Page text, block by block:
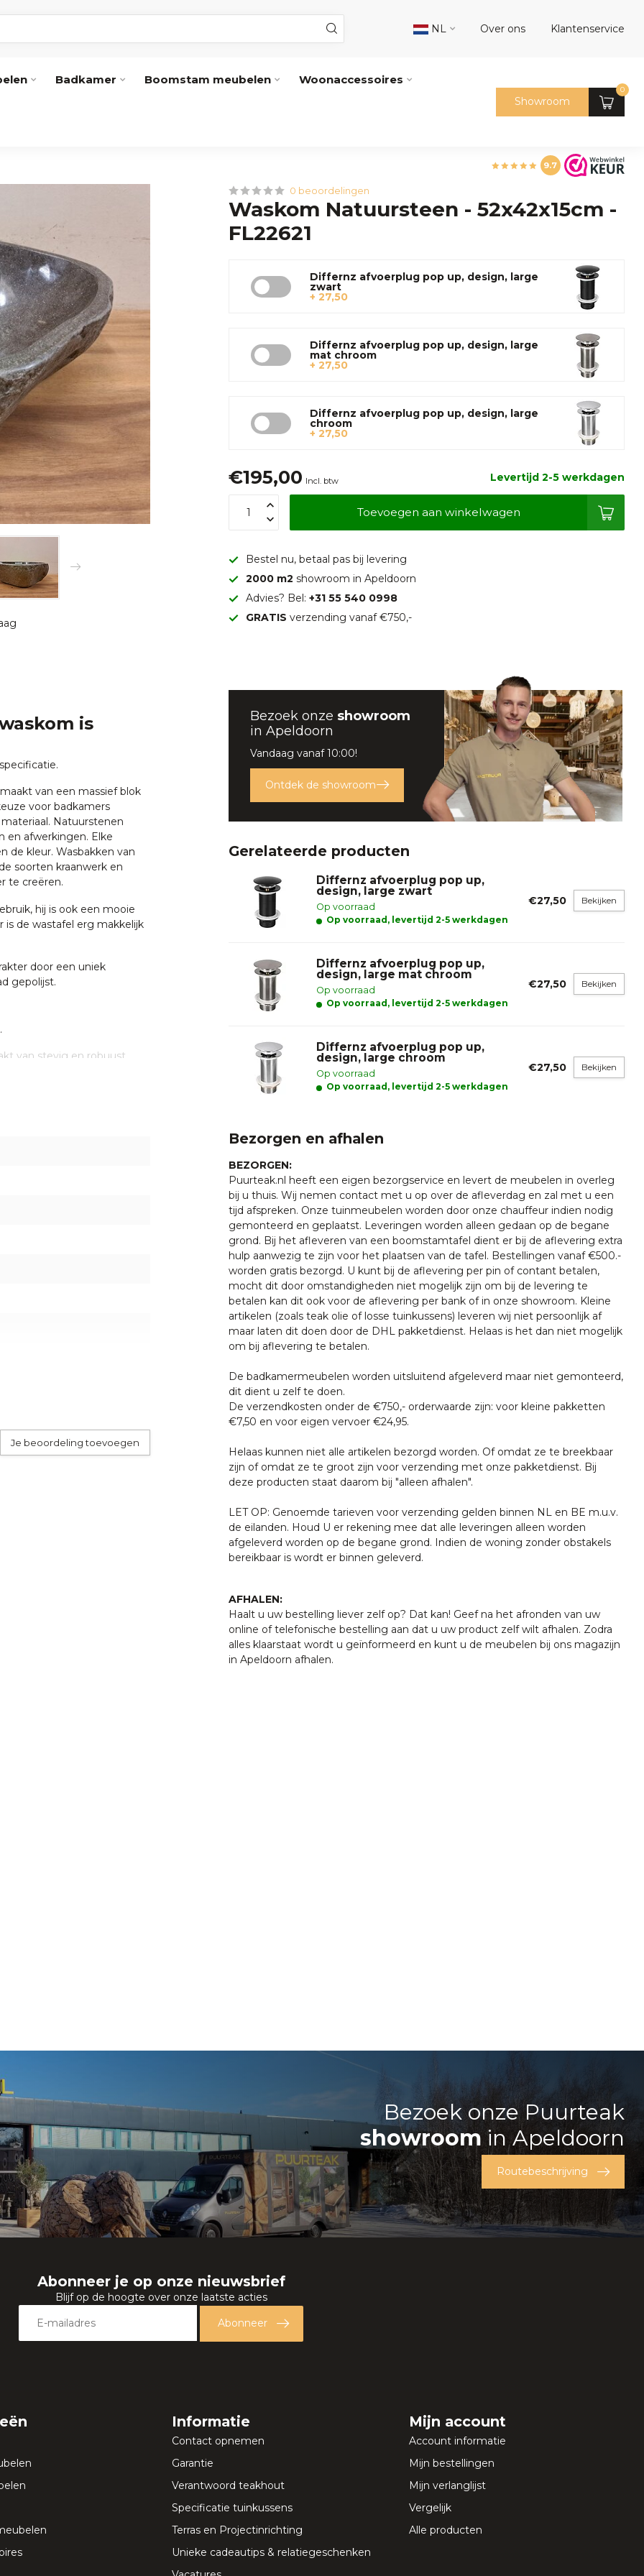
NL Over ons Klantenservice
Badkamer Boomstam meubelen Woonaccessoires
Showroom
0
9.7
0 beoordelingen
Waskom Natuursteen - 52x42x15cm -
FL22621
Differnz afvoerplug pop up, design, large
zwart
+ 27,50
Differnz afvoerplug pop up, design, large
mat chroom
+ 27,50
Differnz afvoerplug pop up, design, large
chroom
+ 27,50
€195,00 Incl. btw Levertijd 2-5 werkdagen
Toevoegen aan winkelwagen
Bestel nu, betaal pas bij levering
2000 m2showroom in Apeldoorn
Advies? Bel:+31 55 540 0998
GRATIS verzending vanaf €750,-
is
van een massief blok
voor badkamers
Natuurstenen
en afwerkingen. Elke
de kleur. Wasbakken van
soorten kraanwerk en
te creëren.
hij is ook een mooie
is de wastafel erg makkelijk
door een uniek
gepolijst.
van stevig en robuust
dat de waskommen
een vleugje natuurlijke
van natuursteen kan een
aan de waskommen.
nodig. Dagelijks even
keer per week even
een externe pakketdienst.
wordt dit door
bijtende vloeistoffen en
dit tast de coating aan
Je beoordeling toevoegen
Bezoek onze showroom
in Apeldoorn
Vandaag vanaf 10:00!
Ontdek de showroom
Gerelateerde producten
Differnz afvoerplug pop up,
design, large zwart
Op voorraad
Op voorraad, levertijd 2-5 werkdagen
€27,50 Bekijken
Differnz afvoerplug pop up,
design, large mat chroom
Op voorraad
Op voorraad, levertijd 2-5 werkdagen
€27,50 Bekijken
Differnz afvoerplug pop up,
design, large chroom
Op voorraad
Op voorraad, levertijd 2-5 werkdagen
€27,50 Bekijken
Bezorgen en afhalen
BEZORGEN:
Puurteak.nl heeft een eigen bezorgservice en levert de meubelen in overleg
bij u thuis. Wij nemen contact met u op over de afleverdag en zal met u een
tijd afspreken. Onze tuinmeubelen worden door onze chauffeur indien nodig
gemonteerd en geplaatst. Leveringen worden alleen gedaan op de begane
grond. Bij het afleveren van een boomstamtafel dient er bij de aflevering extra
hulp aanwezig te zijn voor het plaatsen van de tafel. Bestellingen vanaf €500.-
worden gratis bezorgd. U kunt bij de aflevering per pin of contant betalen,
mocht dit door omstandigheden niet mogelijk zijn om bij de levering te
betalen kan dit ook voor de aflevering per bank of in onze showroom. Kleine
artikelen (zoals teak olie of losse tuinkussens) leveren wij niet persoonlijk af
maar laten dit doen door de DHL pakketdienst. Helaas is het dan niet mogelijk
om bij aflevering te betalen.
De badkamermeubelen worden uitsluitend afgeleverd maar niet gemonteerd,
dit dient u zelf te doen.
De verzendkosten onder de €750,- orderwaarde zijn: voor kleine pakketten
€7,50 en voor eigen vervoer €24,95.
Helaas kunnen niet alle artikelen bezorgd worden. Of omdat ze te breekbaar
zijn of omdat ze te groot zijn voor verzending met onze pakketdienst. Bij
deze producten staat daarom bij "alleen afhalen".
LET OP: Genoemde tarieven voor verzending gelden binnen NL en BE m.u.v.
de eilanden. Houd U er rekening mee dat alle leveringen alleen worden
afgeleverd worden op de begane grond. Indien de woning zonder obstakels
bereikbaar is wordt er binnen geleverd.
AFHALEN:
Haalt u uw bestelling liever zelf op? Dat kan! Geef na het afronden van uw
online of telefonische bestelling aan dat u uw product zelf wilt afhalen. Zodra
alles klaarstaat wordt u geïnformeerd en kunt u de meubelen bij ons magazijn
in Apeldoorn afhalen.
Bezoek onze Puurteak
showroomin Apeldoorn
Routebeschrijving
Abonneer je op onze nieuwsbrief
Blijf op de hoogte over onze laatste acties
Abonneer
Informatie
Contact opnemen
Garantie
Verantwoord teakhout
Specificatie tuinkussens
Terras en Projectinrichting
Unieke cadeautips & relatiegeschenken
Mijn account
Account informatie
Mijn bestellingen
Mijn verlanglijst
Vergelijk
Alle producten